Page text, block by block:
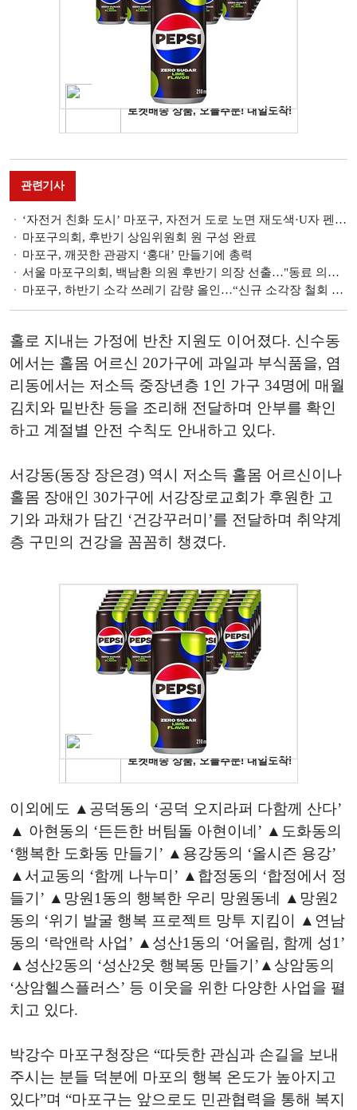
관련기사
‘자전거 친화 도시’ 마포구, 자전거 도로 노면 재도색·U자 펜스 교체 등 정비
마포구의회, 후반기 상임위원회 원 구성 완료
마포구, 깨끗한 관광지 ‘홍대’ 만들기에 총력
서울 마포구의회, 백남환 의원 후반기 의장 선출…"동료 의원과 수평적 소통할 터"
마포구, 하반기 소각 쓰레기 감량 올인…“신규 소각장 철회 최종 골든타임”
홀로 지내는 가정에 반찬 지원도 이어졌다. 신수동
에서는 홀몸 어르신 20가구에 과일과 부식품을, 염
리동에서는 저소득 중장년층 1인 가구 34명에 매월
김치와 밑반찬 등을 조리해 전달하며 안부를 확인
하고 계절별 안전 수칙도 안내하고 있다.
서강동(동장 장은경) 역시 저소득 홀몸 어르신이나
홀몸 장애인 30가구에 서강장로교회가 후원한 고
기와 과채가 담긴 ‘건강꾸러미’를 전달하며 취약계
층 구민의 건강을 꼼꼼히 챙겼다.
이외에도 ▲공덕동의 ‘공덕 오지라퍼 다함께 산다’
▲ 아현동의 ‘든든한 버팀돌 아현이네’ ▲도화동의
‘행복한 도화동 만들기’ ▲용강동의 ‘올시즌 용강’
▲서교동의 ‘함께 나누미’ ▲합정동의 ‘합정에서 정
들기’ ▲망원1동의 행복한 우리 망원동네 ▲망원2
동의 ‘위기 발굴 행복 프로젝트 망투 지킴이 ▲연남
동의 ‘락앤락 사업’ ▲성산1동의 ‘어울림, 함께 성1’
▲성산2동의 ‘성산2웃 행복동 만들기’▲상암동의
‘상암헬스플러스’ 등 이웃을 위한 다양한 사업을 펼
치고 있다.
박강수 마포구청장은 “따듯한 관심과 손길을 보내
주시는 분들 덕분에 마포의 행복 온도가 높아지고
있다”며 “마포구는 앞으로도 민관협력을 통해 복지